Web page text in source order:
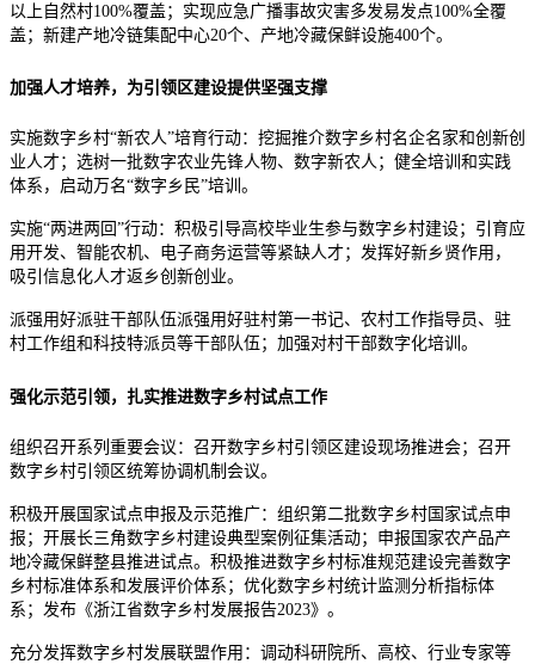
以上自然村100%覆盖；实现应急广播事故灾害多发易发点100%全覆
盖；新建产地冷链集配中心20个、产地冷藏保鲜设施400个。
加强人才培养，为引领区建设提供坚强支撑
实施数字乡村“新农人”培育行动：挖掘推介数字乡村名企名家和创新创
业人才；选树一批数字农业先锋人物、数字新农人；健全培训和实践
体系，启动万名“数字乡民”培训。
实施“两进两回”行动：积极引导高校毕业生参与数字乡村建设；引育应
用开发、智能农机、电子商务运营等紧缺人才；发挥好新乡贤作用，
吸引信息化人才返乡创新创业。
派强用好派驻干部队伍派强用好驻村第一书记、农村工作指导员、驻
村工作组和科技特派员等干部队伍；加强对村干部数字化培训。
强化示范引领，扎实推进数字乡村试点工作
组织召开系列重要会议：召开数字乡村引领区建设现场推进会；召开
数字乡村引领区统筹协调机制会议。
积极开展国家试点申报及示范推广：组织第二批数字乡村国家试点申
报；开展长三角数字乡村建设典型案例征集活动；申报国家农产品产
地冷藏保鲜整县推进试点。积极推进数字乡村标准规范建设完善数字
乡村标准体系和发展评价体系；优化数字乡村统计监测分析指标体
系；发布《浙江省数字乡村发展报告2023》。
充分发挥数字乡村发展联盟作用：调动科研院所、高校、行业专家等